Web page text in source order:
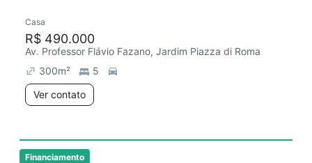
Financiamento
Casa
R$ 490.000
Av. Professor Flávio Fazano, Jardim Piazza di Roma
300m²
5
Ver contato